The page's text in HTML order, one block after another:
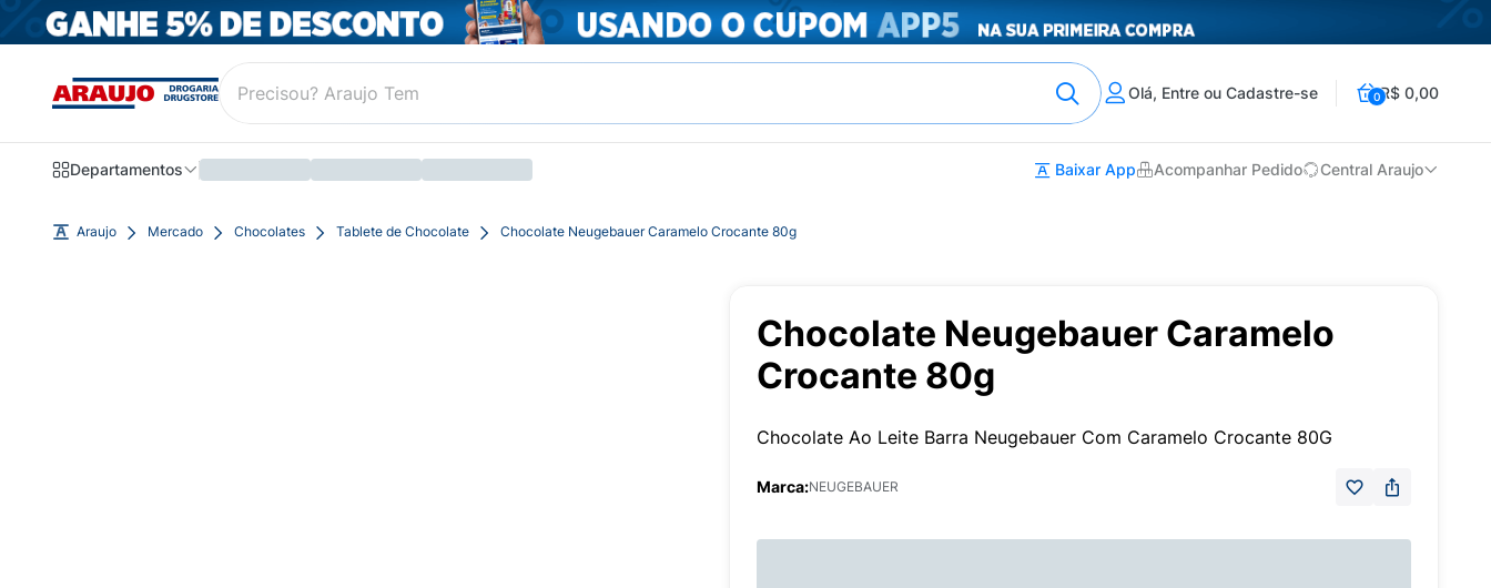
Olá, Entre ou Cadastre-se 0R$ 0,00
Departamentos Baixar App Acompanhar Pedido Central Araujo
Araujo Mercado Chocolates Tablete de Chocolate Chocolate Neugebauer Caramelo Crocante 80g
Chocolate Neugebauer Caramelo
Crocante 80g
Chocolate Ao Leite Barra Neugebauer Com Caramelo Crocante 80G
Marca:NEUGEBAUER